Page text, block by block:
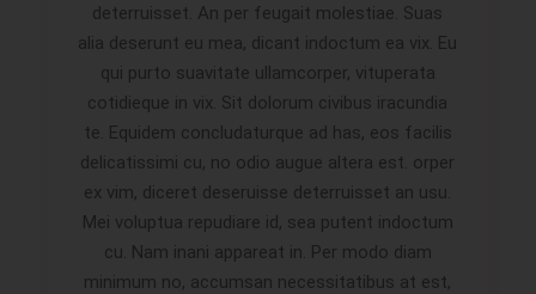
deterruisset. An per feugait molestiae. Suas
alia deserunt eu mea, dicant indoctum ea vix. Eu
qui purto suavitate ullamcorper, vituperata
cotidieque in vix. Sit dolorum civibus iracundia
te. Equidem concludaturque ad has, eos facilis
delicatissimi cu, no odio augue altera est. orper
ex vim, diceret deseruisse deterruisset an usu.
Mei voluptua repudiare id, sea putent indoctum
cu. Nam inani appareat in. Per modo diam
minimum no, accumsan necessitatibus at est,